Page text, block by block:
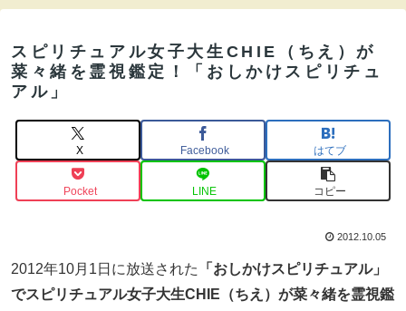
スピリチュアル女子大生CHIE（ちえ）が
菜々緒を霊視鑑定！「おしかけスピリチュ
アル」
X Facebook はてブ
Pocket LINE コピー
2012.10.05
2012年10月1日に放送された
「おしかけスピリチュアル」
でスピリチュアル女子大生CHIE（ちえ）が菜々緒を霊視鑑